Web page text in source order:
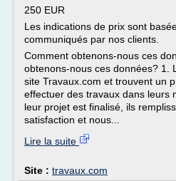
250 EUR
Les indications de prix sont
communiqués par nos clients.
Comment obtenons-nous ces
obtenons-nous ces données? 1.
site Travaux.com et trouvent un
effectuer des travaux dans leurs
leur projet est finalisé, ils
satisfaction et nous...
Lire la suite
Site : travaux.com